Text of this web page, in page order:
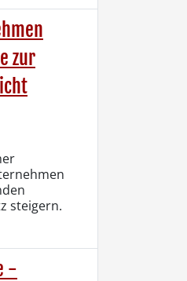
zur
steigern.
-